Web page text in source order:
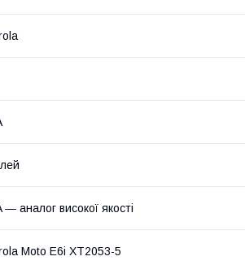
— аналог високої якості
Moto E6i XT2053-5